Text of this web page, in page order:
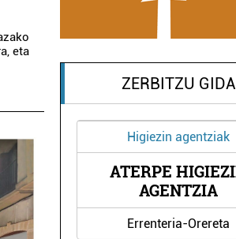
eta
ZERBITZU GIDA
Higiezin agentziak
ATERPE HIGIEZIN
AGENTZIA
Errenteria-Orereta